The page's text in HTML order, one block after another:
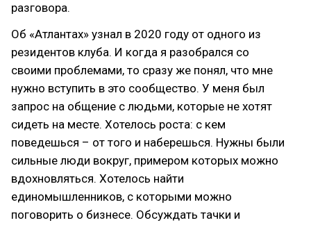
разговора.
Об «Атлантах» узнал в 2020 году от одного из
резидентов клуба. И когда я разобрался со
своими проблемами, то сразу же понял, что мне
нужно вступить в это сообщество. У меня был
запрос на общение с людьми, которые не хотят
сидеть на месте. Хотелось роста: с кем
поведешься – от того и наберешься. Нужны были
сильные люди вокруг, примером которых можно
вдохновляться. Хотелось найти
единомышленников, с которыми можно
поговорить о бизнесе. Обсуждать тачки и